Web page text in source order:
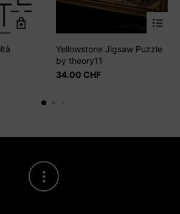
Yellowstone Jigsaw Puzzle
by theory11
34.00 CHF